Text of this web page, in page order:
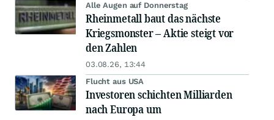
Alle Augen auf Donnerstag
Rheinmetall baut das nächste
Kriegsmonster – Aktie steigt vor
den Zahlen
03.08.26, 13:44
Flucht aus USA
Investoren schichten Milliarden
nach Europa um